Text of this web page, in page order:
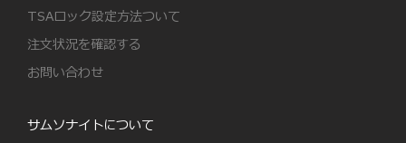
TSAロック設定方法ついて
注文状況を確認する
お問い合わせ
サムソナイトについて